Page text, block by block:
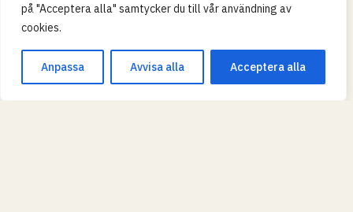
på "Acceptera alla" samtycker du till vår användning av
cookies.
Anpassa Avvisa alla Acceptera alla
SKOLTYP